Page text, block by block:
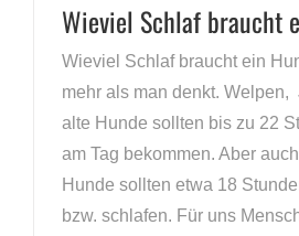
Wieviel Schlaf braucht
Wieviel Schlaf braucht ein
mehr als man denkt. Welpen,
alte Hunde sollten bis zu 22
am Tag bekommen. Aber
Hunde sollten etwa 18
bzw. schlafen. Für uns